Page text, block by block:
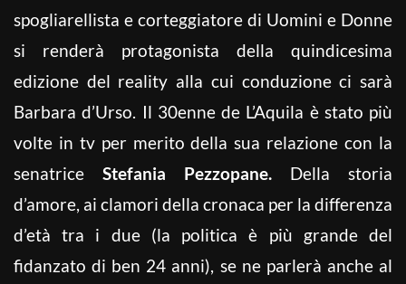
spogliarellista e corteggiatore di Uomini e Donne
si renderà protagonista della quindicesima
edizione del reality alla cui conduzione ci sarà
Barbara d’Urso. Il 30enne de L’Aquila è stato più
volte in tv per merito della sua relazione con la
senatrice Stefania Pezzopane. Della storia
d’amore, ai clamori della cronaca per la differenza
d’età tra i due (la politica è più grande del
fidanzato di ben 24 anni), se ne parlerà anche al